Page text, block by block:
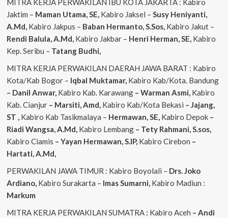
MITRA KERJA PERWAKILAN IBU KOTA JAKARTA : Kabiro
Jaktim – Maman Utama, SE, Kabiro Jaksel – Susy Heniyanti,
A.Md, Kabiro Jakpus – Baban Hermanto, S.Sos, Kabiro Jakut –
Rendi Balula, A.Md, Kabiro Jakbar – Henri Herman, SE, Kabiro
Kep. Seribu – Tatang Budhi,
MITRA KERJA PERWAKILAN DAERAH JAWA BARAT : Kabiro
Kota/Kab Bogor – Iqbal Muktamar, Kabiro Kab/Kota. Bandung
– Danil Anwar, Kabiro Kab. Karawang – Warman Asmi, Kabiro
Kab. Cianjur– Marsiti, Amd, Kabiro Kab/Kota Bekasi – Jajang,
ST , Kabiro Kab Tasikmalaya – Hermawan, SE, Kabiro Depok–
Riadi Wangsa, A.Md, Kabiro Lembang– Tety Rahmani, S.sos,
Kabiro Ciamis – Yayan Hermawan, S.IP, Kabiro Cirebon –
Hartati, A.Md,
PERWAKILAN JAWA TIMUR : Kabiro Boyolali – Drs. Joko
Ardiano, Kabiro Surakarta – ImasSumarni, Kabiro Madiun :
Markum
MITRA KERJA PERWAKILAN SUMATRA : Kabiro Aceh – Andi